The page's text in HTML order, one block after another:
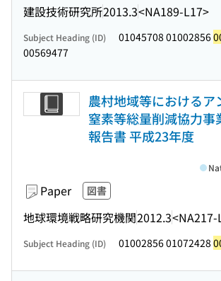
建設技術研究所2013.3<NA189-L17>
Subject Heading (ID) 01045708 01002856
00569477
農村地域等におけるア
窒素等総量削減協力事
報告書 平成23年度
Paper 図書
地球環境戦略研究機関2012.3
Subject Heading (ID) 01002856 01072428